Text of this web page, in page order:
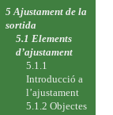
5 Ajustament de la
sortida
5.1 Elements
d’ajustament
5.1.1
Introducció a
l’ajustament
5.1.2 Objectes